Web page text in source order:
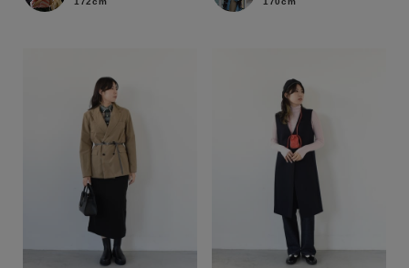
キーワード
MENS KIDS